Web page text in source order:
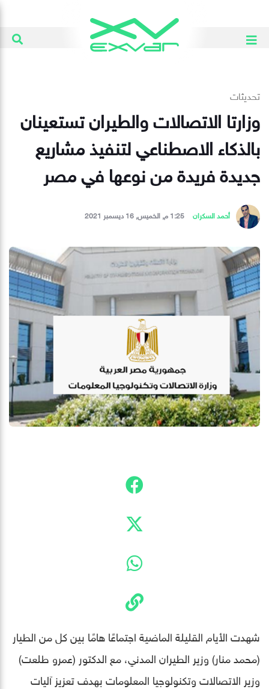
تحديثات
وزارتا الاتصالات والطيران تستعينان
بالذكاء الاصطناعي لتنفيذ مشاريع
جديدة فريدة من نوعها في مصر
أحمد السكران 1:25 م, الخميس, 16 ديسمبر 2021
شهدت الأيام القليلة الماضية اجتماعًا هامًا بين كل من الطيار
(محمد منار) وزير الطيران المدني، مع الدكتور (عمرو طلعت)
وزير الاتصالات وتكنولوجيا المعلومات بهدف تعزيز آليات